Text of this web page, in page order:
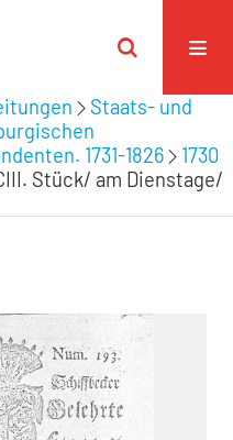
Staats- und
1731-1826
1730
Stück/ am Dienstage/